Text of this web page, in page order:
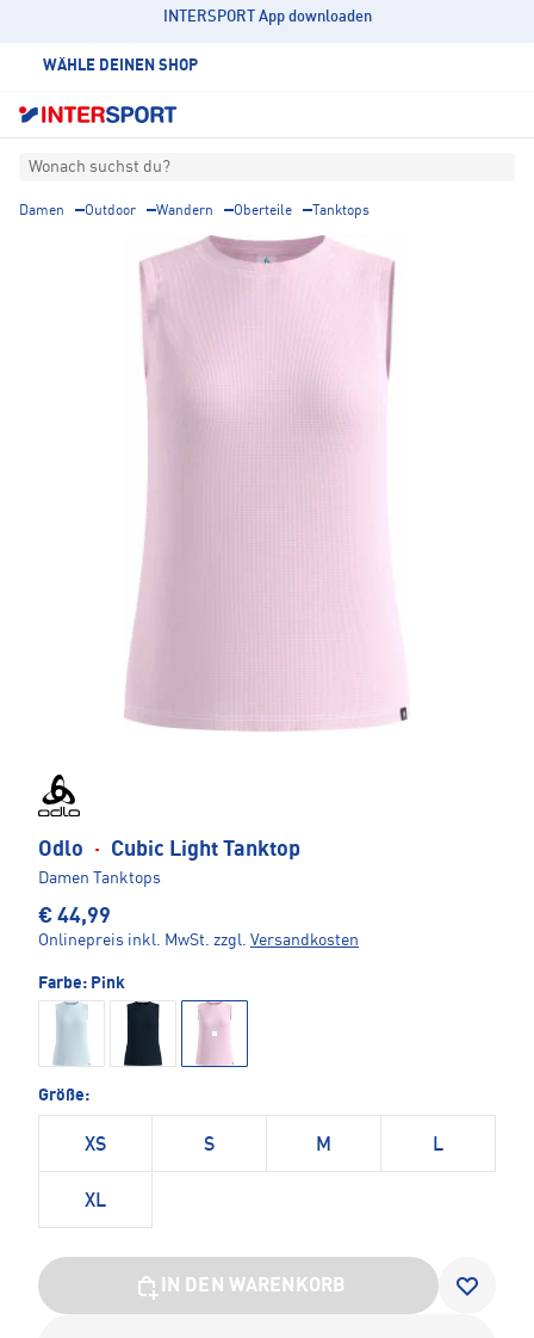
INTERSPORT App downloaden
WÄHLE DEINEN SHOP
Wonach suchst du?
Damen Outdoor Wandern Oberteile Tanktops
Odlo · Cubic Light Tanktop
Damen Tanktops
€ 44,99
Onlinepreis inkl. MwSt. zzgl. Versandkosten
Farbe: Pink
Größe:
XS S M L
XL
IN DEN WARENKORB